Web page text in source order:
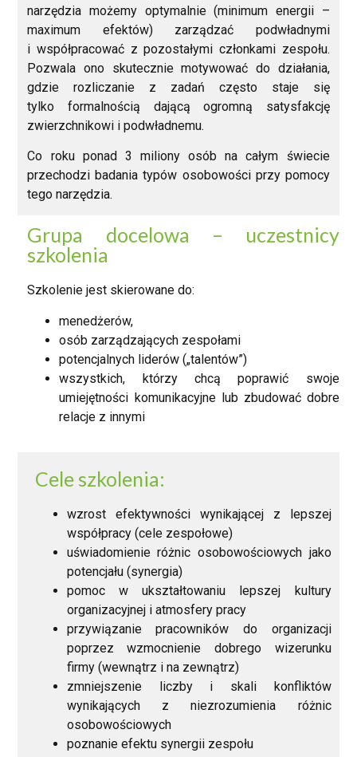
narzędzia możemy optymalnie (minimum energii –
maximum efektów) zarządzać podwładnymi
i współpracować z pozostałymi członkami zespołu.
Pozwala ono skutecznie motywować do działania,
gdzie rozliczanie z zadań często staje się
tylko formalnością dającą ogromną satysfakcję
zwierzchnikowi i podwładnemu.
Co roku ponad 3 miliony osób na całym świecie
przechodzi badania typów osobowości przy pomocy
tego narzędzia.
Grupa docelowa – uczestnicy
szkolenia
Szkolenie jest skierowane do:
menedżerów,
osób zarządzających zespołami
potencjalnych liderów („talentów”)
wszystkich, którzy chcą poprawić swoje
umiejętności komunikacyjne lub zbudować dobre
relacje z innymi
Cele szkolenia:
wzrost efektywności wynikającej z lepszej
współpracy (cele zespołowe)
uświadomienie różnic osobowościowych jako
potencjału (synergia)
pomoc w ukształtowaniu lepszej kultury
organizacyjnej i atmosfery pracy
przywiązanie pracowników do organizacji
poprzez wzmocnienie dobrego wizerunku
firmy (wewnątrz i na zewnątrz)
zmniejszenie liczby i skali konfliktów
wynikających z niezrozumienia różnic
osobowościowych
poznanie efektu synergii zespołu